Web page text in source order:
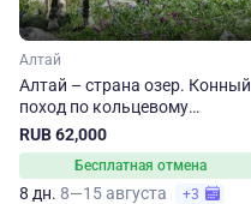
Алтай
Алтай – страна озер. Конный
поход по кольцевому
маршруту
RUB 62,000
Бесплатная отмена
8 дн. 8—15 августа +3